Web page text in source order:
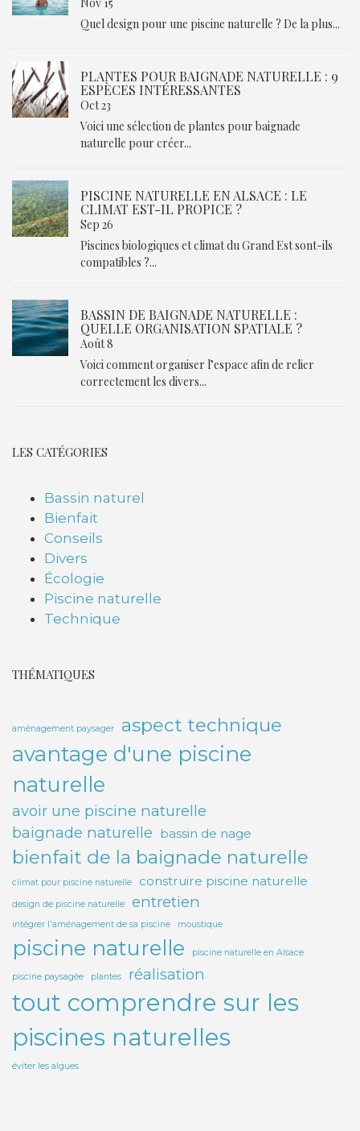
Quel design pour une piscine naturelle ? De la plus...
PLANTES POUR BAIGNADE NATURELLE : 9
ESPÈCES INTÉRESSANTES
Oct 23
Voici une sélection de plantes pour baignade
naturelle pour créer...
PISCINE NATURELLE EN ALSACE : LE
CLIMAT EST-IL PROPICE ?
Sep 26
Piscines biologiques et climat du Grand Est sont-ils
compatibles ?...
BASSIN DE BAIGNADE NATURELLE :
QUELLE ORGANISATION SPATIALE ?
Août 8
Voici comment organiser l’espace afin de relier
correctement les divers...
LES CATÉGORIES
Bassin naturel
Bienfait
Conseils
Divers
Écologie
Piscine naturelle
Technique
THÉMATIQUES
aménagement paysager aspect technique
avantage d'une piscine
naturelle
avoir une piscine naturelle
baignade naturelle bassin de nage
bienfait de la baignade naturelle
climat pour piscine naturelle construire piscine naturelle
design de piscine naturelle entretien
intégrer l'aménagement de sa piscine moustique
piscine naturelle piscine naturelle en Alsace
piscine paysagée plantes réalisation
tout comprendre sur les
piscines naturelles
éviter les algues